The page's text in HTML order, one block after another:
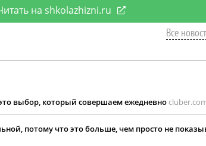
на shkolazhizni.ru
Все
выбор, который совершаем ежедневно
потому что это больше, чем просто не